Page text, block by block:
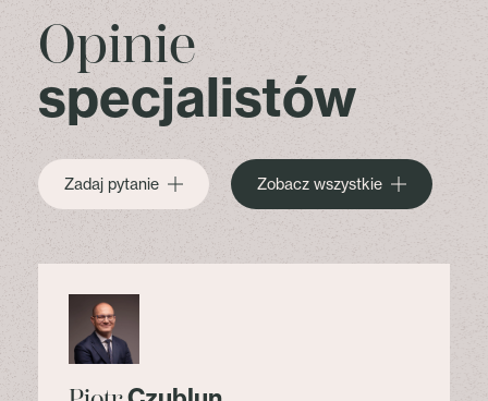
Opinie
specjalistów
Zadaj pytanie Zobacz wszystkie